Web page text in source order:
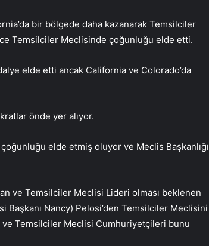
bir bölgede daha kazanarak Temsilciler
Temsilciler Meclisinde çoğunluğu elde etti.
elde etti ancak California ve Colorado’da
önde yer alıyor.
elde etmiş oluyor ve Meclis Başkanlığı
ve Temsilciler Meclisi Lideri olması beklenen
Nancy) Pelosi’den Temsilciler Meclisini
ve Temsilciler Meclisi Cumhuriyetçileri bunu